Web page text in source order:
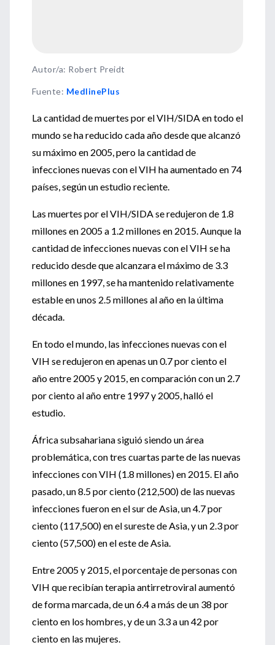
Autor/a: Robert Preidt
Fuente: MedlinePlus
La cantidad de muertes por el VIH/SIDA en todo el
mundo se ha reducido cada año desde que alcanzó
su máximo en 2005, pero la cantidad de
infecciones nuevas con el VIH ha aumentado en 74
países, según un estudio reciente.
Las muertes por el VIH/SIDA se redujeron de 1.8
millones en 2005 a 1.2 millones en 2015. Aunque la
cantidad de infecciones nuevas con el VIH se ha
reducido desde que alcanzara el máximo de 3.3
millones en 1997, se ha mantenido relativamente
estable en unos 2.5 millones al año en la última
década.
En todo el mundo, las infecciones nuevas con el
VIH se redujeron en apenas un 0.7 por ciento el
año entre 2005 y 2015, en comparación con un 2.7
por ciento al año entre 1997 y 2005, halló el
estudio.
África subsahariana siguió siendo un área
problemática, con tres cuartas parte de las nuevas
infecciones con VIH (1.8 millones) en 2015. El año
pasado, un 8.5 por ciento (212,500) de las nuevas
infecciones fueron en el sur de Asia, un 4.7 por
ciento (117,500) en el sureste de Asia, y un 2.3 por
ciento (57,500) en el este de Asia.
Entre 2005 y 2015, el porcentaje de personas con
VIH que recibían terapia antirretroviral aumentó
de forma marcada, de un 6.4 a más de un 38 por
ciento en los hombres, y de un 3.3 a un 42 por
ciento en las mujeres.